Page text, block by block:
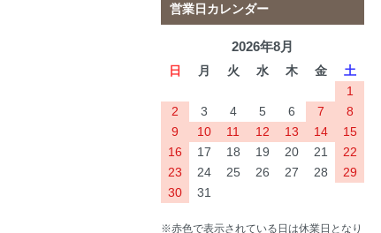
営業日カレンダー
2026年8月
日 月 火 水 木 金
土
1
2
3 4 5 6 7
8
9
10 11 12 13 14
15
16
17 18 19 20 21
22
23
24 25 26 27 28
29
30
31
※赤色で表示されている日は休業日となり